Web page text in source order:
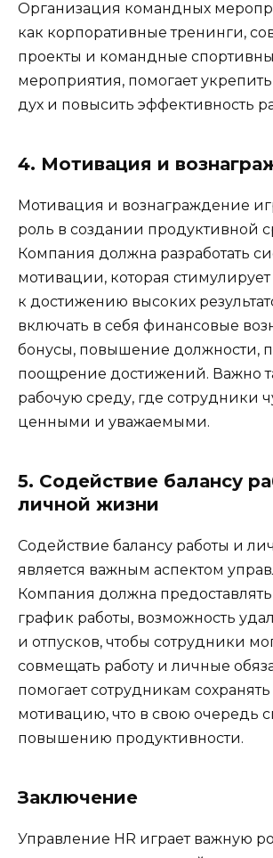
Организация командных
как корпоративные тренинги,
проекты и командные
мероприятия, помогает
дух и повысить эффективность
4. Мотивация и
Мотивация и вознаграждение
роль в создании продуктивной
Компания должна разработать
мотивации, которая
к достижению высоких
включать в себя финансовые
бонусы, повышение должности,
поощрение достижений. Важно
рабочую среду, где сотрудники
ценными и уважаемыми.
5. Содействие балансу
личной жизни
Содействие балансу работы и
является важным аспектом
Компания должна
график работы, возможность
и отпусков, чтобы сотрудники
совмещать работу и личные
помогает сотрудникам
мотивацию, что в свою очередь
повышению продуктивности.
Заключение
Управление HR играет важную